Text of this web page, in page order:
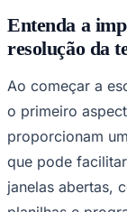
Competições de
Brasileirão
Copa do
Libertadores
Copa América
Champions
Premier League
Entenda a
resolução da
Ao começar a
o primeiro
proporcionam
que pode
janelas abertas,